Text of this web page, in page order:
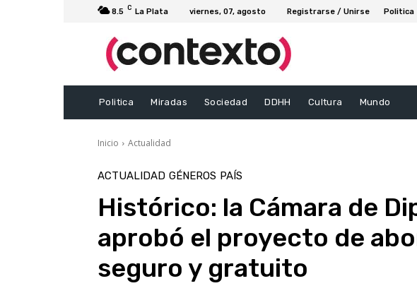
8.5 C La Plata viernes, 07, agosto Registrarse / Unirse Politica
Politica Miradas Sociedad DDHH Cultura Mundo
Inicio Actualidad
ACTUALIDAD GÉNEROS PAÍS
Histórico: la Cámara de
aprobó el proyecto de
seguro y gratuito